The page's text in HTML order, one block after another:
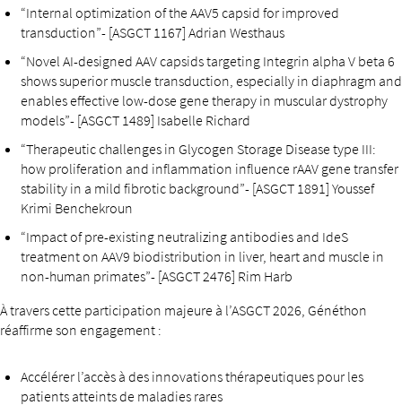
“Internal optimization of the AAV5 capsid for improved
transduction”- [ASGCT 1167] Adrian Westhaus
“Novel AI-designed AAV capsids targeting Integrin alpha V beta 6
shows superior muscle transduction, especially in diaphragm and
enables effective low-dose gene therapy in muscular dystrophy
models”- [ASGCT 1489] Isabelle Richard
“Therapeutic challenges in Glycogen Storage Disease type III:
how proliferation and inflammation influence rAAV gene transfer
stability in a mild fibrotic background”- [ASGCT 1891] Youssef
Krimi Benchekroun
“Impact of pre-existing neutralizing antibodies and IdeS
treatment on AAV9 biodistribution in liver, heart and muscle in
non-human primates”- [ASGCT 2476] Rim Harb
À travers cette participation majeure à l’ASGCT 2026, Généthon
réaffirme son engagement :
Accélérer l’accès à des innovations thérapeutiques pour les
patients atteints de maladies rares